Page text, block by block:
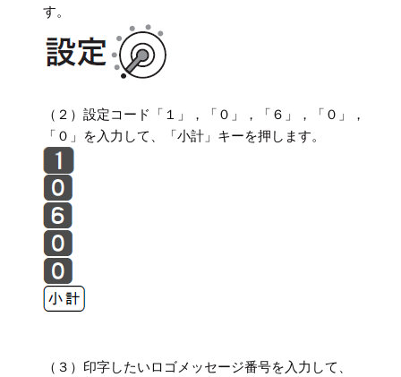
す。
（２）設定コード「１」，「０」，「６」，「０」，
「０」を入力して、「小計」キーを押します。
（３）印字したいロゴメッセージ番号を入力して、